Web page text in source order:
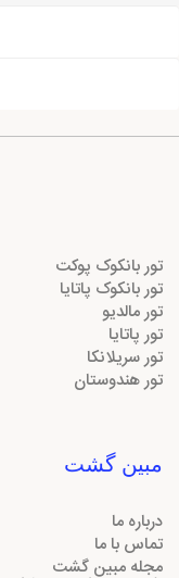
تور بانکوک پوکت
تور بانکوک پاتایا
تور مالدیو
تور پاتایا
تور سریلانکا
تور هندوستان
مبین گشت
درباره ما
تماس با ما
مجله مبین گشت